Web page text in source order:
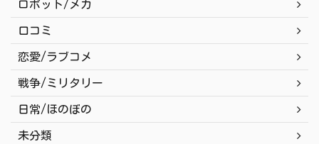
ロボット/メカ
口コミ
恋愛/ラブコメ
戦争/ミリタリー
日常/ほのぼの
未分類